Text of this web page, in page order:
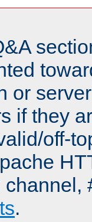
or
if they
off-
.